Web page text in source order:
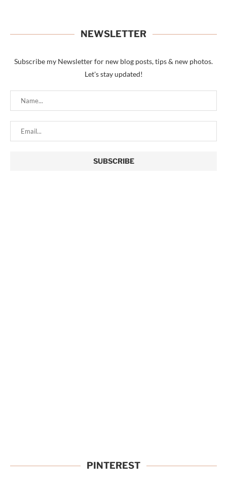
NEWSLETTER
Subscribe my Newsletter for new blog posts, tips & new photos.
Let's stay updated!
PINTEREST